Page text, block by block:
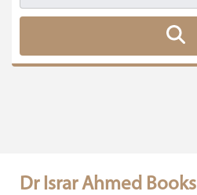
Dr Israr Ahmed Books